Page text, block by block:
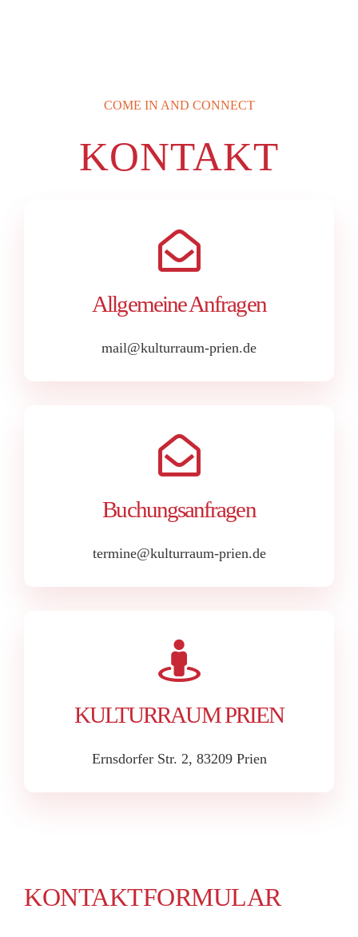
COME IN AND CONNECT
KONTAKT
Allgemeine Anfragen
mail@kulturraum-prien.de
Buchungsanfragen
termine@kulturraum-prien.de
KULTURRAUM PRIEN
Ernsdorfer Str. 2, 83209 Prien
KONTAKTFORMULAR